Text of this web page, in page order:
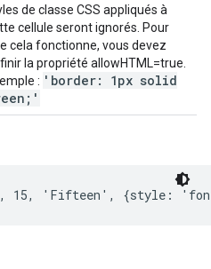
de classe CSS appliqués à
cellule seront ignorés. Pour
cela fonctionne, vous devez
la propriété allowHTML=true.
: 'border: 1px solid
2, 15, 'Fifteen', {style: